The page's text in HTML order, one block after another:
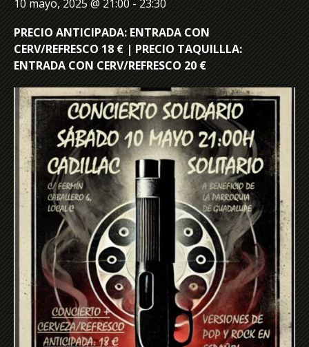
10 mayo, 2025 @ 21:00-23:30
PRECIO ANTICIPADA: ENTRADA CON
CERV/REFRESCO 18 € | PRECIO TAQUILLLA:
ENTRADA CON CERV/REFRESCO 20 €